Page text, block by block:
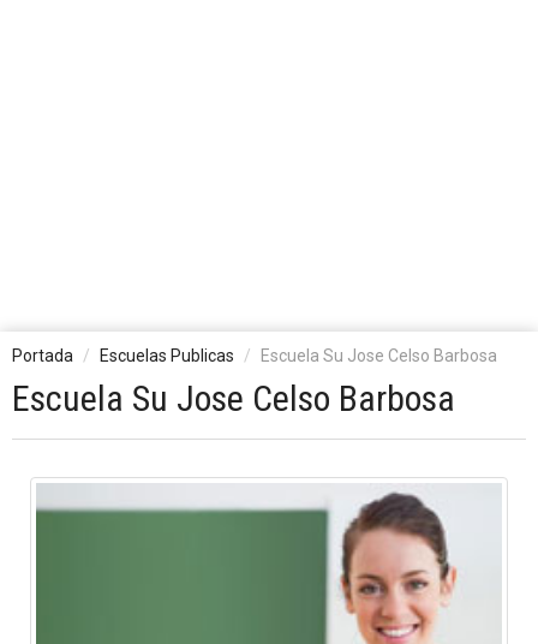
Portada Escuelas Publicas Escuela Su Jose Celso Barbosa
Escuela Su Jose Celso Barbosa